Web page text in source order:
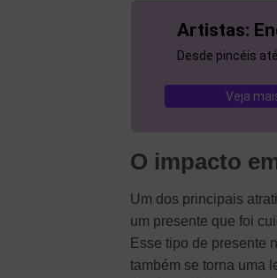
Artistas:
Desde pincéis
Veja
O impacto
Um dos principais
um presente que foi
Esse tipo de presente
também se torna uma